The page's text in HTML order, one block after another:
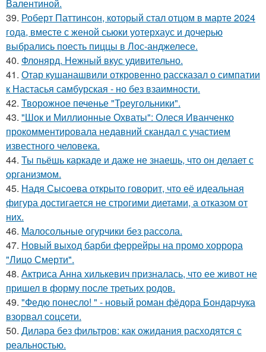
Валентиной.
39. Роберт Паттинсон, который стал отцом в марте 2024
года, вместе с женой сьюки уотерхаус и дочерью
выбрались поесть пиццы в Лос-анджелесе.
40. Флонярд. Нежный вкус удивительно.
41. Отар кушанашвили откровенно рассказал о симпатии
к Настасья самбурская - но без взаимности.
42. Творожное печенье "Треугольники".
43. "Шок и Миллионные Охваты": Олеся Иванченко
прокомментировала недавний скандал с участием
известного человека.
44. Ты пьёшь каркаде и даже не знаешь, что он делает с
организмом.
45. Надя Сысоева открыто говорит, что её идеальная
фигура достигается не строгими диетами, а отказом от
них.
46. Малосольные огурчики без рассола.
47. Новый выход барби феррейры на промо хоррора
"Лицо Смерти".
48. Актриса Анна хилькевич призналась, что ее живот не
пришел в форму после третьих родов.
49. "Федю понесло! " - новый роман фёдора Бондарчука
взорвал соцсети.
50. Дилара без фильтров: как ожидания расходятся с
реальностью.